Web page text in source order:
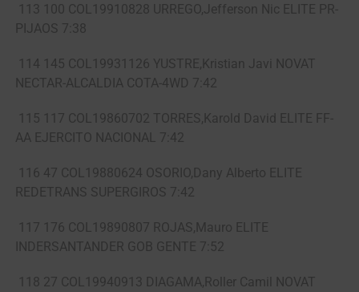
113 100 COL19910828 URREGO,Jefferson Nic ELITE PR-
PIJAOS 7:38
114 145 COL19931126 YUSTRE,Kristian Javi NOVAT
NECTAR-ALCALDIA COTA-4WD 7:42
115 117 COL19860702 TORRES,Karold David ELITE FF-
AA EJERCITO NACIONAL 7:42
116 47 COL19880624 OSORIO,Dany Alberto ELITE
REDETRANS SUPERGIROS 7:42
117 176 COL19890807 ROJAS,Mauro ELITE
INDERSANTANDER GOB GENTE 7:52
118 27 COL19940913 DIAGAMA,Roller Camil NOVAT